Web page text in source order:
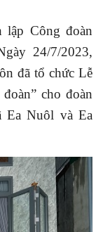
lập Công đoàn
24/7/2023,
đã tổ chức Lễ
cho đoàn
Ea Nuôl và Ea